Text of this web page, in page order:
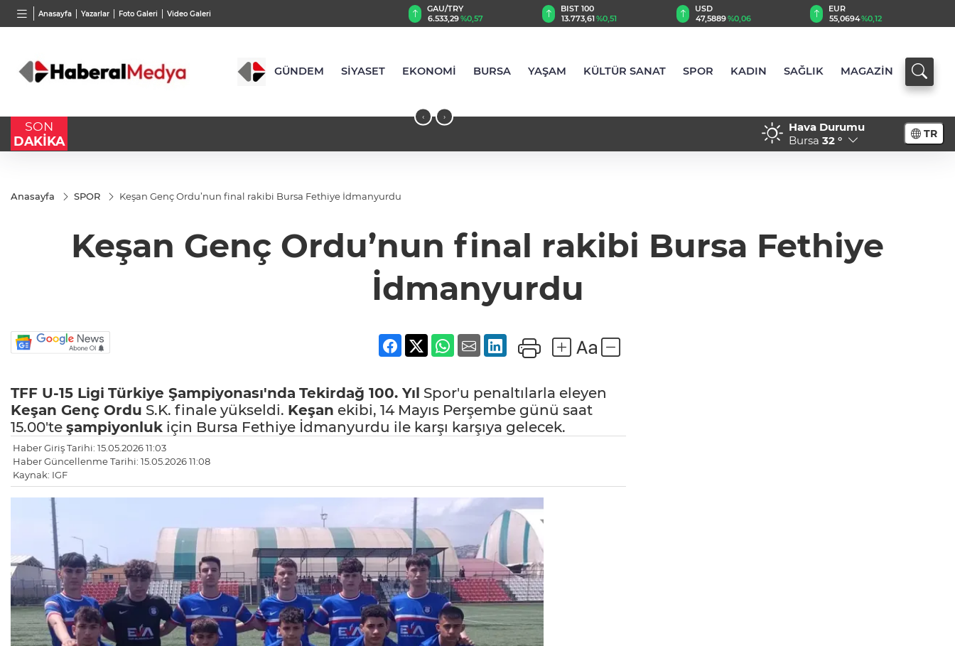
Anasayfa Yazarlar Foto Galeri Video Galeri
BGN
28,0626%0,37
VND
0,0018%0,14
BIST 100
13.773,61%0,51
USD
47,5889%0,06
EUR
55,0694%0,12
GBP
64,2253%0,22
GÜNDEM SİYASET EKONOMİ BURSA YAŞAM KÜLTÜR SANAT SPOR KADIN SAĞLIK MAGAZİN
SON
DAKİKA
‹ ›
Hava Durumu
Bursa 32 ° TR
Anasayfa SPOR Keşan Genç Ordu’nun final rakibi Bursa Fethiye İdmanyurdu
Keşan Genç Ordu’nun final rakibi Bursa Fethiye
İdmanyurdu
TFF U-15 Ligi Türkiye Şampiyonası'nda Tekirdağ 100. Yıl Spor'u penaltılarla eleyen
Keşan Genç Ordu S.K. finale yükseldi. Keşan ekibi, 14 Mayıs Perşembe günü saat
15.00'te şampiyonluk için Bursa Fethiye İdmanyurdu ile karşı karşıya gelecek.
Haber Giriş Tarihi: 15.05.2026 11:03
Haber Güncellenme Tarihi: 15.05.2026 11:08
Kaynak: IGF